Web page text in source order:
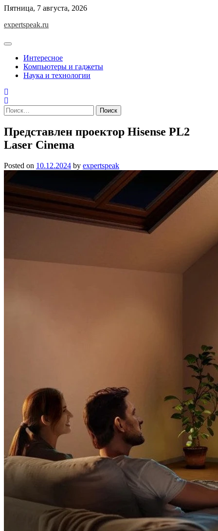
Skip
content
Пятница, 7 августа, 2026
expertspeak.ru
Интересное
Компьютеры и гаджеты
Наука и технологии
Найти:
Представлен проектор Hisense PL2
Laser Cinema
Posted on 10.12.2024 by expertspeak